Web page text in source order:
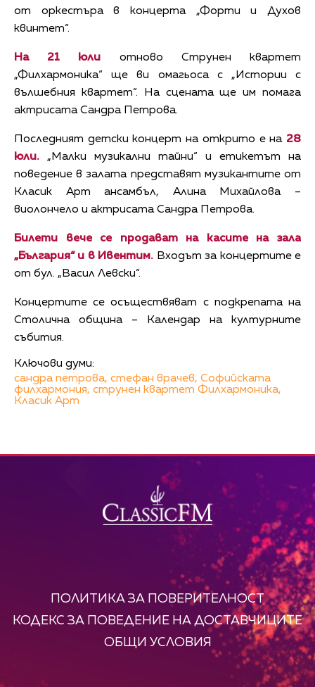
от оркестъра в концерта „Форти и Духов
квинтет“.
На 21 юли отново Струнен квартет
„Филхармоника“ ще ви омагьоса с „Истории с
вълшебния квартет“. На сцената ще им помага
актрисата Сандра Петрова.
Последният детски концерт на открито е на 28
юли. „Малки музикални тайни“ и етикетът на
поведение в залата представят музикантите от
Класик Арт ансамбъл, Алина Михайлова –
виолончело и актрисата Сандра Петрова.
Билети вече се продават на касите на зала
„България“ и в Ивентим. Входът за концертите е
от бул. „Васил Левски“.
Концертите се осъществяват с подкрепата на
Столична община – Календар на културните
събития.
Ключови думи:
сандра петрова, стефан врачев, Софийската
филхармония, струнен квартет Филхармоника,
Класик Арт
ПОЛИТИКА ЗА ПОВЕРИТЕЛНОСТ
КОДЕКС ЗА ПОВЕДЕНИЕ НА ДОСТАВЧИЦИТЕ
ОБЩИ УСЛОВИЯ